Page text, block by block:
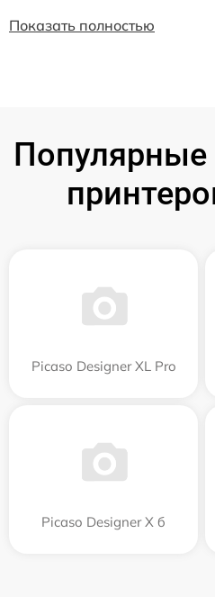
Показать полностью
Популярные
Picaso Designer XL Pro
Picaso Designer X б